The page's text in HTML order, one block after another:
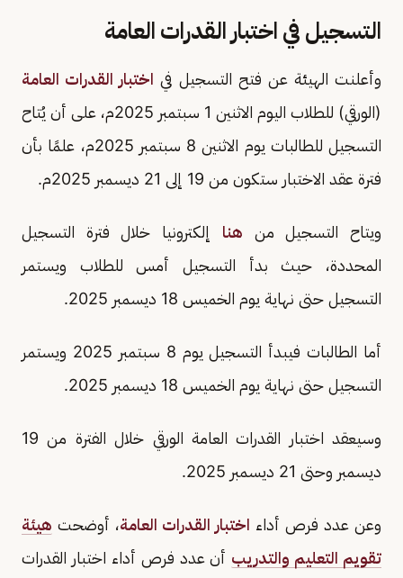
التسجيل في اختبار القدرات العامة
وأعلنت الهيئة عن فتح التسجيل في اختبار القدرات العامة
(الورقي) للطلاب اليوم الاثنين 1 سبتمبر 2025م، على أن يُتاح
التسجيل للطالبات يوم الاثنين 8 سبتمبر 2025م، علمًا بأن
فترة عقد الاختبار ستكون من 19 إلى 21 ديسمبر 2025م.
ويتاح التسجيل من هنا إلكترونيا خلال فترة التسجيل
المحددة، حيث بدأ التسجيل أمس للطلاب ويستمر
التسجيل حتى نهاية يوم الخميس 18 ديسمبر 2025.
أما الطالبات فيبدأ التسجيل يوم 8 سبتمبر 2025 ويستمر
التسجيل حتى نهاية يوم الخميس 18 ديسمبر 2025.
وسيعقد اختبار القدرات العامة الورقي خلال الفترة من 19
ديسمبر وحتى 21 ديسمبر 2025.
وعن عدد فرص أداء اختبار القدرات العامة، أوضحت هيئة
تقويم التعليم والتدريب أن عدد فرص أداء اختبار القدرات